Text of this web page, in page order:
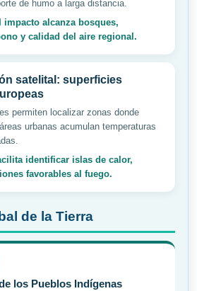
de humo a larga distancia.
impacto alcanza bosques,
y calidad del aire regional.
satelital: superficies
permiten localizar zonas donde
urbanas acumulan temperaturas
identificar islas de calor,
favorables al fuego.
de la Tierra
los Pueblos Indígenas